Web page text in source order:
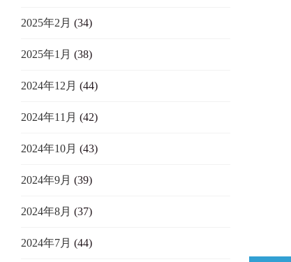
2025年2月 (34)
2025年1月 (38)
2024年12月 (44)
2024年11月 (42)
2024年10月 (43)
2024年9月 (39)
2024年8月 (37)
2024年7月 (44)